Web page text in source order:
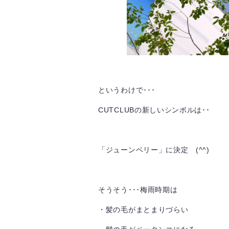
というわけで･･･
CUTCLUBの新しいシンボルは･･
「ジューンベリー」に決定 (^^)
そうそう･･･梅雨時期は
・髪の毛がまとまりづらい